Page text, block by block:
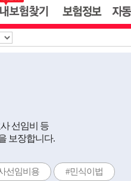
선임비 등
보장합니다.
선임비용 #민식이법